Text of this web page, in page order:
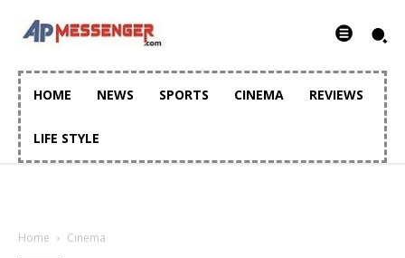
HOME NEWS SPORTS CINEMA REVIEWS
LIFE STYLE
Home Cinema